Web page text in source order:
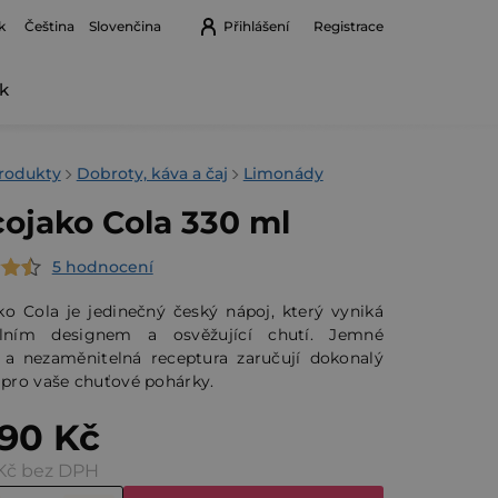
Čeština Slovenčina Přihlášení Registrace
Nákupní
Dobroty, káva a čaj Limonády
Cola 330 ml
5 hodnocení
Cola je jedinečný český nápoj, který vyniká
designem a osvěžující chutí. Jemné
nezaměnitelná receptura zaručují dokonalý
vaše chuťové pohárky.
Kč
bez DPH